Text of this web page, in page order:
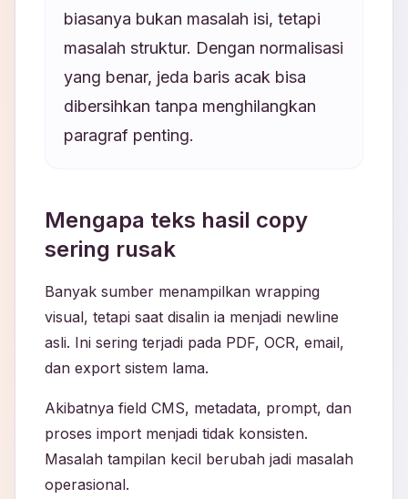
biasanya bukan masalah isi, tetapi
masalah struktur. Dengan normalisasi
yang benar, jeda baris acak bisa
dibersihkan tanpa menghilangkan
paragraf penting.
Mengapa teks hasil copy
sering rusak
Banyak sumber menampilkan wrapping
visual, tetapi saat disalin ia menjadi newline
asli. Ini sering terjadi pada PDF, OCR, email,
dan export sistem lama.
Akibatnya field CMS, metadata, prompt, dan
proses import menjadi tidak konsisten.
Masalah tampilan kecil berubah jadi masalah
operasional.